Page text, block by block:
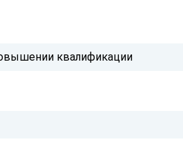
квалификации